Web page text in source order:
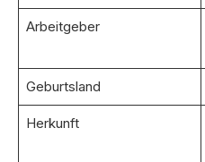
Arbeitgeber
Geburtsland
Herkunft